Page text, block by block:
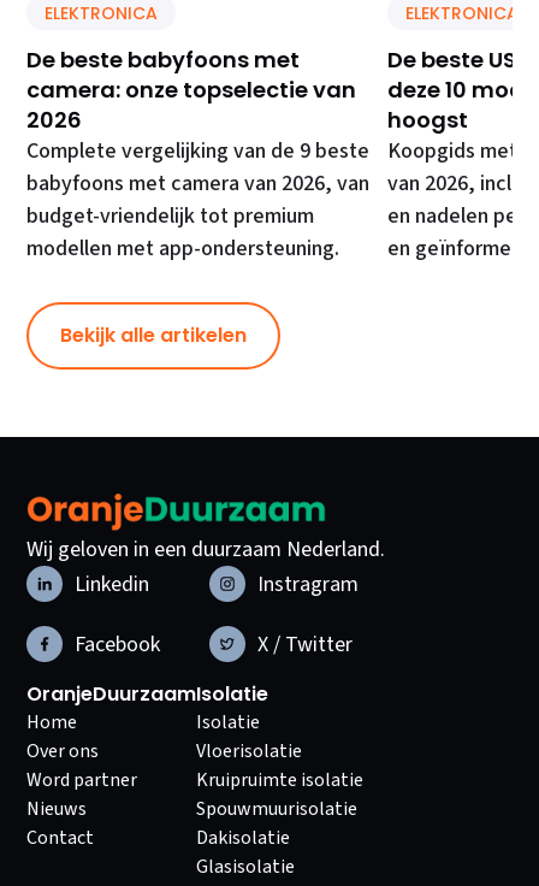
ELEKTRONICA
De beste babyfoons met
camera: onze topselectie van
2026
Complete vergelijking van de 9 beste
babyfoons met camera van 2026, van
budget-vriendelijk tot premium
modellen met app-ondersteuning.
ELEKTRONICA
De beste
deze 10
hoogst
Koopgids met
van 2026,
en nadelen per
en
Bekijk alle artikelen
Wij geloven in een duurzaam Nederland.
Linkedin
Instragram
Facebook
X / Twitter
OranjeDuurzaam
Home
Over ons
Word partner
Nieuws
Contact
Isolatie
Isolatie
Vloerisolatie
Kruipruimte isolatie
Spouwmuurisolatie
Dakisolatie
Glasisolatie